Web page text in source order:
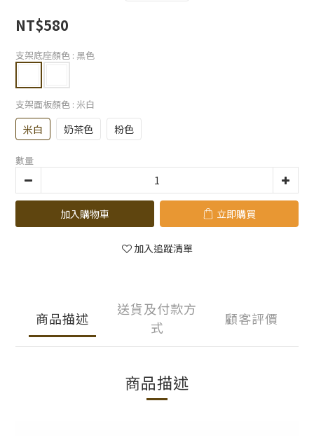
NT$580
支架底座顏色 : 黑色
支架面板顏色 : 米白
米白 奶茶色 粉色
數量
加入購物車 立即購買
加入追蹤清單
商品描述
送貨及付款方
式
顧客評價
商品描述